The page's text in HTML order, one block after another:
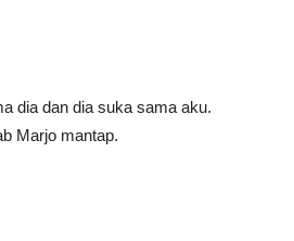
dia dan dia suka sama aku.
Marjo mantap.